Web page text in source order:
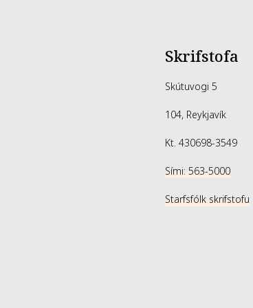
Skrifstofa
Skútuvogi 5
104, Reykjavík
Kt. 430698-3549
Sími: 563-5000
Starfsfólk skrifstofu